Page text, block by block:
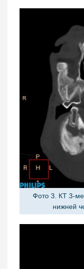
Фото 3. КТ 3-
нижней